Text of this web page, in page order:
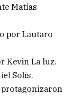
Matías
por Lautaro
Kevin La luz.
Solís.
protagonizaron